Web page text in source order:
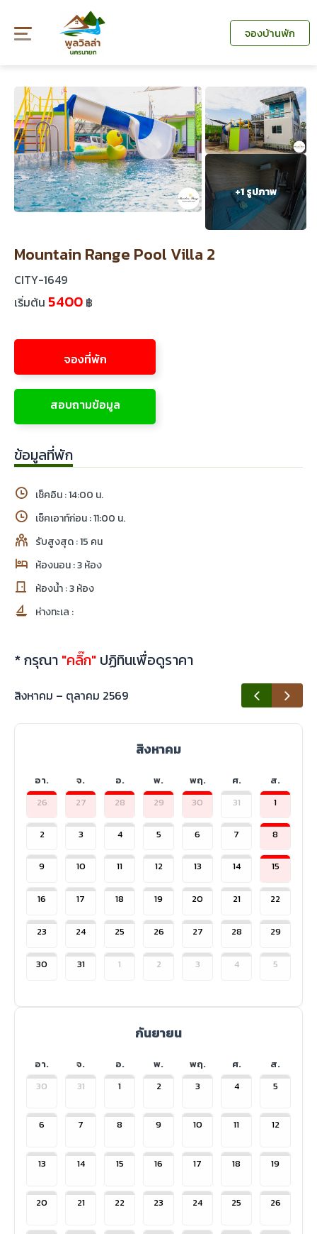
content
จองบ้านพัก
+1 รูปภาพ
Mountain Range Pool Villa 2
CITY-1649
เริ่มต้น 5400 ฿
จองที่พัก
สอบถามข้อมูล
ข้อมูลที่พัก
เช็คอิน : 14:00 น.
เช็คเอาท์ก่อน : 11:00 น.
รับสูงสุด : 15 คน
ห้องนอน : 3 ห้อง
ห้องน้ำ : 3 ห้อง
ห่างทะเล :
* กรุณา "คลิ๊ก" ปฏิทินเพื่อดูราคา
สิงหาคม – ตุลาคม 2569
สิงหาคม
อา. จ. อ. พ. พฤ. ศ.
ส.
26
27 28 29 30 31 1
2 3 4 5 6 7 8
9 10 11 12 13 14 15
16 17 18 19 20 21 22
23 24 25 26 27 28 29
30 31 1 2 3 4 5
กันยายน
อา. จ. อ. พ. พฤ. ศ.
ส.
30
31 1 2 3 4 5
6 7 8 9 10 11 12
13 14 15 16 17 18 19
20 21 22 23 24 25 26